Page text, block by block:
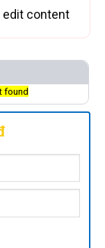
edit content
found